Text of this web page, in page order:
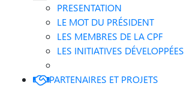
PRESENTATION
LE MOT DU PRÉSIDENT
LES MEMBRES DE LA CPF
LES INITIATIVES DÉVELOPPÉES
PARTENAIRES ET PROJETS